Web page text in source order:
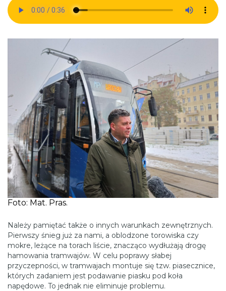
Foto: Mat. Pras.
Należy pamiętać także o innych warunkach zewnętrznych.
Pierwszy śnieg już za nami, a oblodzone torowiska czy
mokre, leżące na torach liście, znacząco wydłużają drogę
hamowania tramwajów. W celu poprawy słabej
przyczepności, w tramwajach montuje się tzw. piasecznice,
których zadaniem jest podawanie piasku pod koła
napędowe. To jednak nie eliminuje problemu.